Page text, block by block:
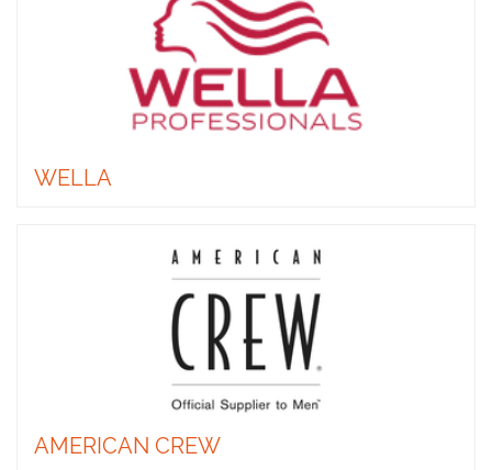
WELLA
AMERICAN CREW